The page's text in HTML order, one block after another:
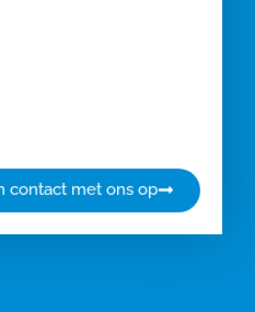
contact met ons op